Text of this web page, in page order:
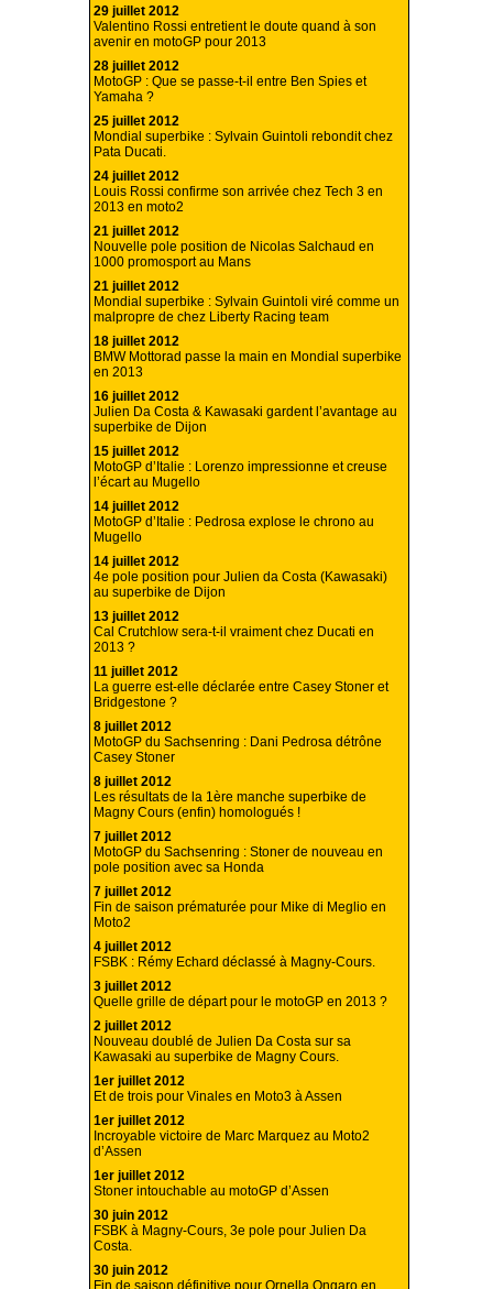
29 juillet 2012
Valentino Rossi entretient le doute quand à son
avenir en motoGP pour 2013
28 juillet 2012
MotoGP : Que se passe-t-il entre Ben Spies et
Yamaha ?
25 juillet 2012
Mondial superbike : Sylvain Guintoli rebondit chez
Pata Ducati.
24 juillet 2012
Louis Rossi confirme son arrivée chez Tech 3 en
2013 en moto2
21 juillet 2012
Nouvelle pole position de Nicolas Salchaud en
1000 promosport au Mans
21 juillet 2012
Mondial superbike : Sylvain Guintoli viré comme un
malpropre de chez Liberty Racing team
18 juillet 2012
BMW Mottorad passe la main en Mondial superbike
en 2013
16 juillet 2012
Julien Da Costa & Kawasaki gardent l’avantage au
superbike de Dijon
15 juillet 2012
MotoGP d’Italie : Lorenzo impressionne et creuse
l’écart au Mugello
14 juillet 2012
MotoGP d’Italie : Pedrosa explose le chrono au
Mugello
14 juillet 2012
4e pole position pour Julien da Costa (Kawasaki)
au superbike de Dijon
13 juillet 2012
Cal Crutchlow sera-t-il vraiment chez Ducati en
2013 ?
11 juillet 2012
La guerre est-elle déclarée entre Casey Stoner et
Bridgestone ?
8 juillet 2012
MotoGP du Sachsenring : Dani Pedrosa détrône
Casey Stoner
8 juillet 2012
Les résultats de la 1ère manche superbike de
Magny Cours (enfin) homologués !
7 juillet 2012
MotoGP du Sachsenring : Stoner de nouveau en
pole position avec sa Honda
7 juillet 2012
Fin de saison prématurée pour Mike di Meglio en
Moto2
4 juillet 2012
FSBK : Rémy Echard déclassé à Magny-Cours.
3 juillet 2012
Quelle grille de départ pour le motoGP en 2013 ?
2 juillet 2012
Nouveau doublé de Julien Da Costa sur sa
Kawasaki au superbike de Magny Cours.
1er juillet 2012
Et de trois pour Vinales en Moto3 à Assen
1er juillet 2012
Incroyable victoire de Marc Marquez au Moto2
d’Assen
1er juillet 2012
Stoner intouchable au motoGP d’Assen
30 juin 2012
FSBK à Magny-Cours, 3e pole pour Julien Da
Costa.
30 juin 2012
Fin de saison définitive pour Ornella Ongaro en